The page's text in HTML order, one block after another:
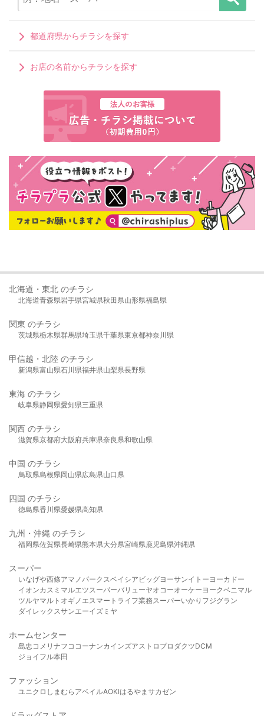
都道府県からチラシを探す
お店の名前からチラシを探す
北海道・東北 のチラシ
北海道青森県岩手県宮城県秋田県山形県福島県
関東 のチラシ
茨城県栃木県群馬県埼玉県千葉県東京都神奈川県
甲信越・北陸 のチラシ
新潟県富山県石川県福井県山梨県長野県
東海 のチラシ
岐阜県静岡県愛知県三重県
関西 のチラシ
滋賀県京都府大阪府兵庫県奈良県和歌山県
中国 のチラシ
鳥取県島根県岡山県広島県山口県
四国 のチラシ
徳島県香川県愛媛県高知県
九州・沖縄 のチラシ
福岡県佐賀県長崎県熊本県大分県宮崎県鹿児島県沖縄県
スーパー
いなげや西條アマノパークスベイシア ビッグヨーサンイトーヨーカドー
イオンカスミ マルエツスーパーバリューヤオコーオーケー ヨークベニマル
ツルヤマルト オギノ エスマート ライフ業務スーパーいかり フジグラン
ダイレックスサンエーイズミヤ
ホームセンター
島忠 コメリ ナフコ コーナンカインズアストロプロダクツDCM
ジョイフル本田
ファッション
ユニクロ しまむら アベイルAOKIはるやま サカゼン